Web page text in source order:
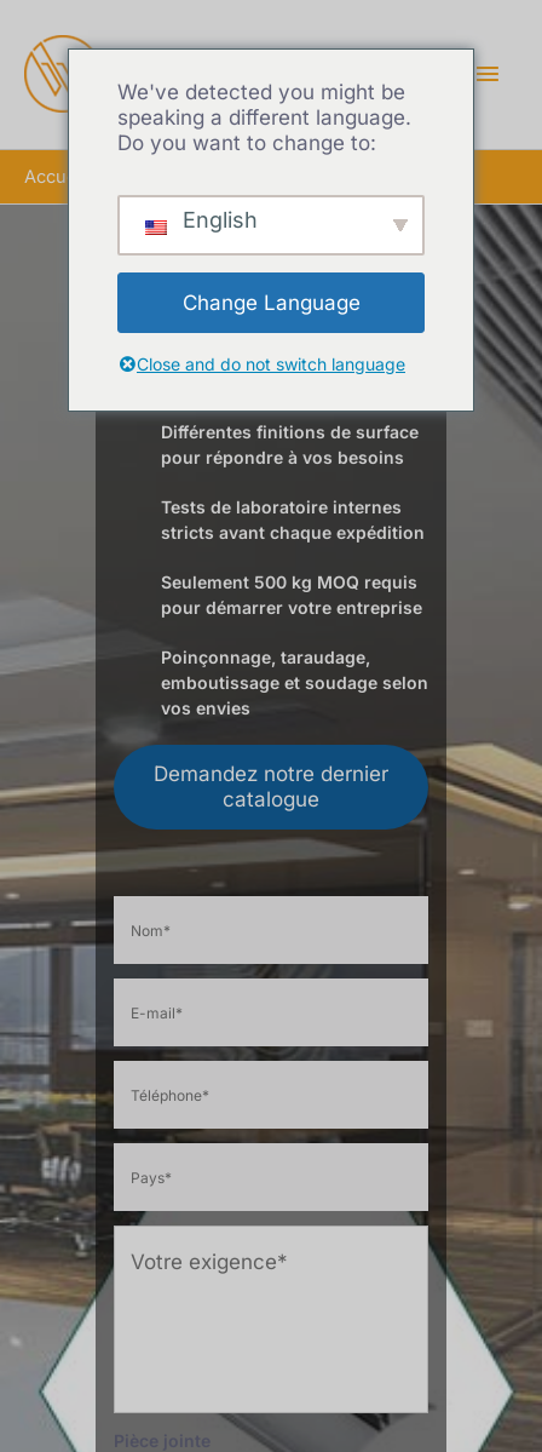
Accueil
Profilé en C en
aluminium extrudé
Différentes finitions de surface
pour répondre à vos besoins
Tests de laboratoire internes
stricts avant chaque expédition
Seulement 500 kg MOQ requis
pour démarrer votre entreprise
Poinçonnage, taraudage,
emboutissage et soudage selon
vos envies
Demandez notre dernier
catalogue
Pièce jointe
We've detected you might be
speaking a different language.
Do you want to change to:
English
Change Language
Close and do not switch language